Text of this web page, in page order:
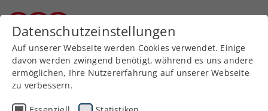
Zurück zur Newsübersicht
ATP
Datenschutzeinstellungen
Auf unserer Webseite werden Cookies verwendet. Einige
davon werden zwingend benötigt, während es uns andere
ermöglichen, Ihre Nutzererfahrung auf unserer Webseite
zu verbessern.